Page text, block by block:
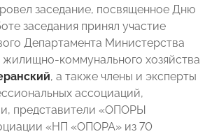
заседание, посвященное Дню
заседания принял участие
Департамента Министерства
жилищно-коммунального хозяйства
, а также члены и эксперты
ассоциаций,
представители «ОПОРЫ
«НП «ОПОРА» из 70